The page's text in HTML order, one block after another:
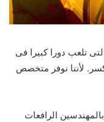
تلعب دورا كبيرا فى
لأننا نوفر متخصص
الرافعات